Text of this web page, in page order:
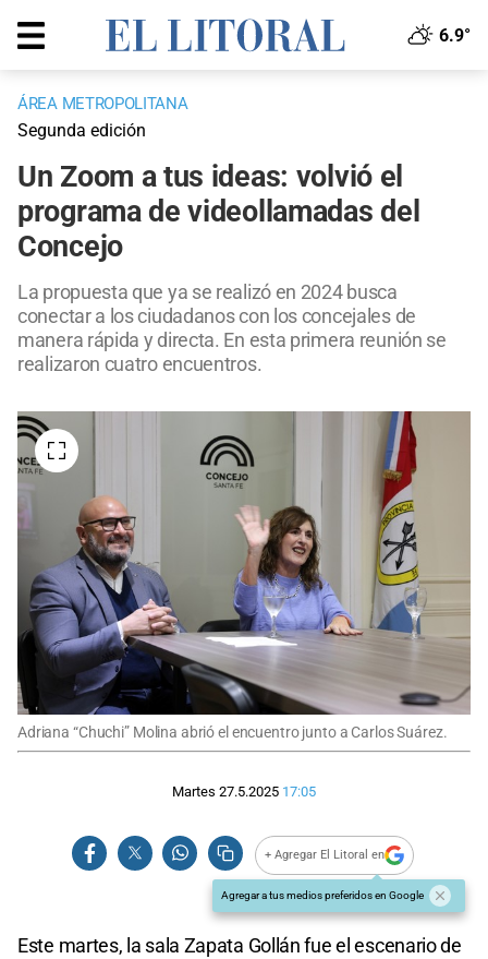
6.9°
ÁREA METROPOLITANA
Segunda edición
Un Zoom a tus ideas: volvió el
programa de videollamadas del
Concejo
La propuesta que ya se realizó en 2024 busca
conectar a los ciudadanos con los concejales de
manera rápida y directa. En esta primera reunión se
realizaron cuatro encuentros.
Adriana “Chuchi” Molina abrió el encuentro junto a Carlos Suárez.
Martes 27.5.2025 17:05
+ Agregar El Litoral en
Agregar a tus medios preferidos en Google
Este martes, la sala Zapata Gollán fue el escenario de